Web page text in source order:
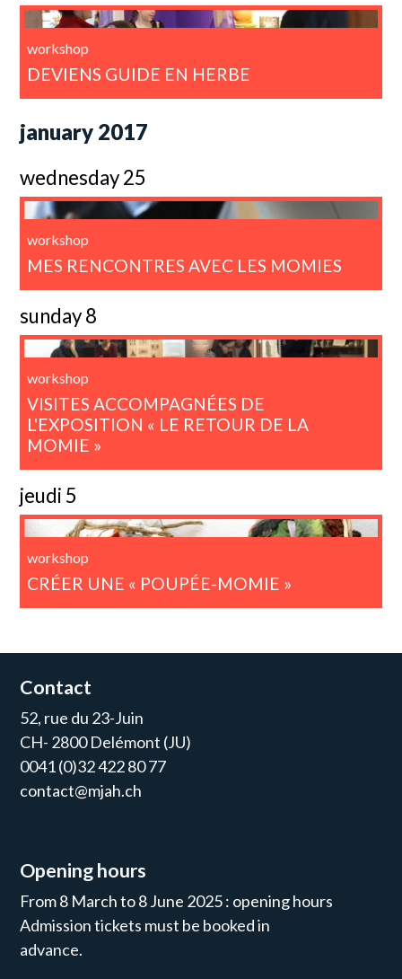
workshop
DEVIENS GUIDE EN HERBE
january 2017
wednesday 25
workshop
MES RENCONTRES AVEC LES MOMIES
sunday 8
workshop
VISITES ACCOMPAGNÉES DE
L'EXPOSITION « LE RETOUR DE LA
MOMIE »
jeudi 5
workshop
CRÉER UNE « POUPÉE-MOMIE »
Contact
52, rue du 23-Juin
CH- 2800 Delémont (JU)
0041 (0)32 422 80 77
contact@mjah.ch
Opening hours
From 8 March to 8 June 2025 : opening hours
Admission tickets must be booked in
advance.